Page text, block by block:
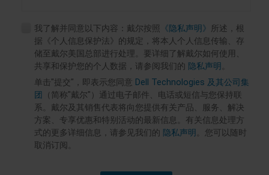
我了解并同意以下内容：戴尔按照 《隐私声明》
所述，根
据《个人信息保护法》的规定，将本人个人信息传输、存
储至戴尔美国总部进行处理。要详细了解戴尔如何使用、
共享和保护您的个人数据，请参阅我们的 隐私声明
单击"提交"，即表示您同意 Dell Technologies 及其公司集
团
（简称"戴尔"）通过电子邮件、电话或短信与您保持联
系。戴尔及其销售代表将向您提供有关产品、服务、解决
方案、专享优惠和特别活动的最新信息。有关信息处理方
式的更多详细信息，请参见我们的 隐私声明
。您可以随时
取消订阅。